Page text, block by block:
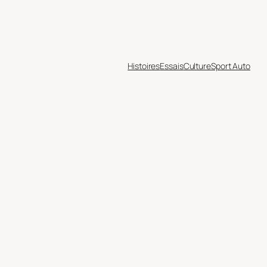
HistoiresEssaisCultureSport Auto